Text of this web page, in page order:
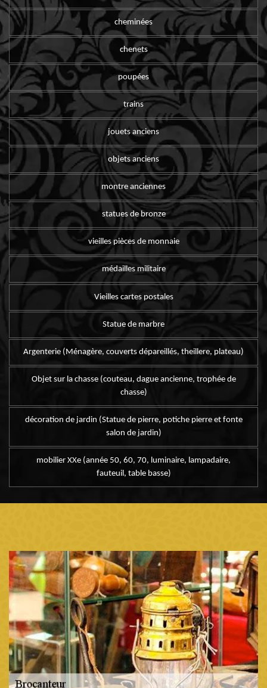
cheminées
chenets
poupées
trains
jouets anciens
objets anciens
montre anciennes
statues de bronze
vieilles pièces de monnaie
médailles militaire
Vieilles cartes postales
Statue de marbre
Argenterie (Ménagère, couverts dépareillés, theillere, plateau)
Objet sur la chasse (couteau, dague ancienne, trophée de
chasse)
décoration de jardin (Statue de pierre, potiche pierre et fonte
salon de jardin)
mobilier XXe (année 50, 60, 70, luminaire, lampadaire,
fauteuil, table basse)